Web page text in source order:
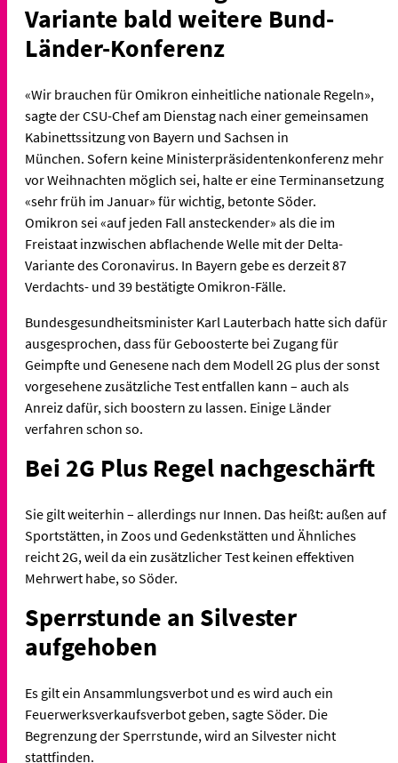
Variante bald weitere Bund-
Länder-Konferenz
«Wir brauchen für Omikron einheitliche nationale Regeln»,
sagte der CSU-Chef am Dienstag nach einer gemeinsamen
Kabinettssitzung von Bayern und Sachsen in
München. Sofern keine Ministerpräsidentenkonferenz mehr
vor Weihnachten möglich sei, halte er eine Terminansetzung
«sehr früh im Januar» für wichtig, betonte Söder.
Omikron sei «auf jeden Fall ansteckender» als die im
Freistaat inzwischen abflachende Welle mit der Delta-
Variante des Coronavirus. In Bayern gebe es derzeit 87
Verdachts- und 39 bestätigte Omikron-Fälle.
Bundesgesundheitsminister Karl Lauterbach hatte sich dafür
ausgesprochen, dass für Geboosterte bei Zugang für
Geimpfte und Genesene nach dem Modell 2G plus der sonst
vorgesehene zusätzliche Test entfallen kann – auch als
Anreiz dafür, sich boostern zu lassen. Einige Länder
verfahren schon so.
Bei 2G Plus Regel nachgeschärft
Sie gilt weiterhin – allerdings nur Innen. Das heißt: außen auf
Sportstätten, in Zoos und Gedenkstätten und Ähnliches
reicht 2G, weil da ein zusätzlicher Test keinen effektiven
Mehrwert habe, so Söder.
Sperrstunde an Silvester
aufgehoben
Es gilt ein Ansammlungsverbot und es wird auch ein
Feuerwerksverkaufsverbot geben, sagte Söder. Die
Begrenzung der Sperrstunde, wird an Silvester nicht
stattfinden.